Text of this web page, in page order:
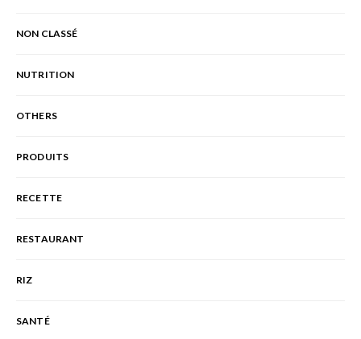
NON CLASSÉ
NUTRITION
OTHERS
PRODUITS
RECETTE
RESTAURANT
RIZ
SANTÉ